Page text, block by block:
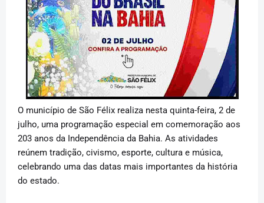
O município de São Félix realiza nesta quinta-feira, 2 de
julho, uma programação especial em comemoração aos
203 anos da Independência da Bahia. As atividades
reúnem tradição, civismo, esporte, cultura e música,
celebrando uma das datas mais importantes da história
do estado.